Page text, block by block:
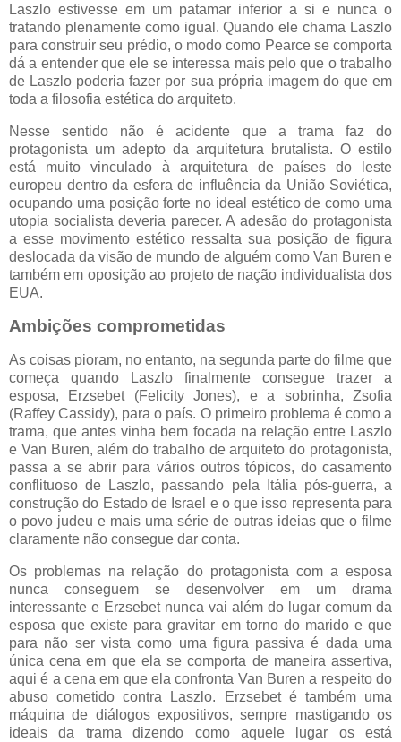
Laszlo estivesse em um patamar inferior a si e nunca o
tratando plenamente como igual. Quando ele chama Laszlo
para construir seu prédio, o modo como Pearce se comporta
dá a entender que ele se interessa mais pelo que o trabalho
de Laszlo poderia fazer por sua própria imagem do que em
toda a filosofia estética do arquiteto.
Nesse sentido não é acidente que a trama faz do
protagonista um adepto da arquitetura brutalista. O estilo
está muito vinculado à arquitetura de países do leste
europeu dentro da esfera de influência da União Soviética,
ocupando uma posição forte no ideal estético de como uma
utopia socialista deveria parecer. A adesão do protagonista
a esse movimento estético ressalta sua posição de figura
deslocada da visão de mundo de alguém como Van Buren e
também em oposição ao projeto de nação individualista dos
EUA.
Ambições comprometidas
As coisas pioram, no entanto, na segunda parte do filme que
começa quando Laszlo finalmente consegue trazer a
esposa, Erzsebet (Felicity Jones), e a sobrinha, Zsofia
(Raffey Cassidy), para o país. O primeiro problema é como a
trama, que antes vinha bem focada na relação entre Laszlo
e Van Buren, além do trabalho de arquiteto do protagonista,
passa a se abrir para vários outros tópicos, do casamento
conflituoso de Laszlo, passando pela Itália pós-guerra, a
construção do Estado de Israel e o que isso representa para
o povo judeu e mais uma série de outras ideias que o filme
claramente não consegue dar conta.
Os problemas na relação do protagonista com a esposa
nunca conseguem se desenvolver em um drama
interessante e Erzsebet nunca vai além do lugar comum da
esposa que existe para gravitar em torno do marido e que
para não ser vista como uma figura passiva é dada uma
única cena em que ela se comporta de maneira assertiva,
aqui é a cena em que ela confronta Van Buren a respeito do
abuso cometido contra Laszlo. Erzsebet é também uma
máquina de diálogos expositivos, sempre mastigando os
ideais da trama dizendo como aquele lugar os está